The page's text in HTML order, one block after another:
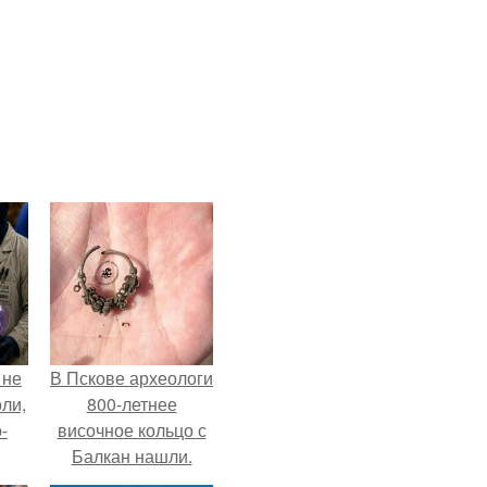
В Пскове археологи
800-летнее
височное кольцо с
Балкан нашли.